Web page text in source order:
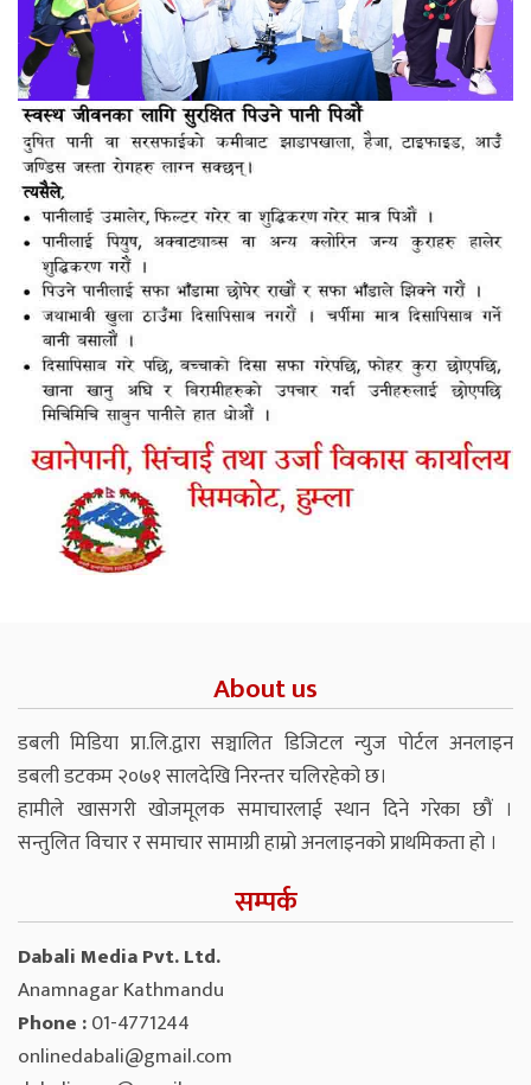
About us
डबली मिडिया प्रा.लि.द्वारा सञ्चालित डिजिटल न्युज पोर्टल अनलाइन
डबली डटकम २०७१ सालदेखि निरन्तर चलिरहेको छ।
हामीले खासगरी खोजमूलक समाचारलाई स्थान दिने गरेका छौं ।
सन्तुलित विचार र समाचार सामाग्री हाम्रो अनलाइनको प्राथमिकता हो ।
सम्पर्क
Dabali Media Pvt. Ltd.
Anamnagar Kathmandu
Phone :01-4771244
onlinedabali@gmail.com